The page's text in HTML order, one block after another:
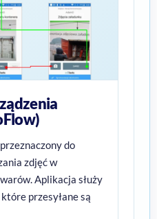
do
zdjęć w
Aplikacja służy
przesyłane są